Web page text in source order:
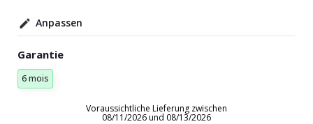
Anpassen
Garantie
6 mois
Voraussichtliche Lieferung zwischen
08/11/2026 und 08/13/2026